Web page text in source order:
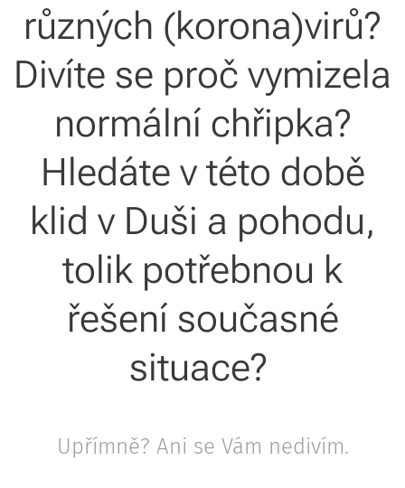
různých (korona)virů?
Divíte se proč vymizela
normální chřipka?
Hledáte v této době
klid v Duši a pohodu,
tolik potřebnou k
řešení současné
situace?
Upřímně? Ani se Vám nedivím.